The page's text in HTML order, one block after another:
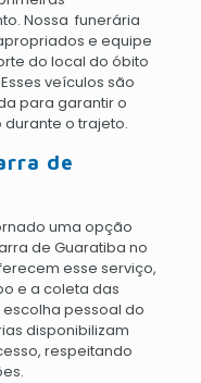
Nossa funerária
e equipe
do local do óbito
veículos são
para garantir o
o trajeto.
de
uma opção
de Guaratiba no
esse serviço,
e a coleta das
pessoal do
disponibilizam
respeitando